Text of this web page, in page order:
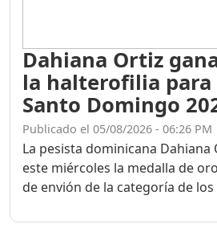
Dahiana Ortiz
la halterofilia para
Santo Domingo
Publicado el 05/08/2026 - 06:26 PM
La pesista dominicana
este miércoles la medalla de
de envión de la categoría de los